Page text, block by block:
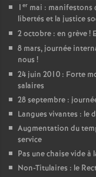
1 er mai : manifestons
libertés et la justice
2 octobre : en grève!
8 mars, journée
nous !
24 juin 2010 : Forte
salaires
28 septembre :
Langues vivantes : le
Augmentation du
service
Pas une chaise vide à
Non-Titulaires : le